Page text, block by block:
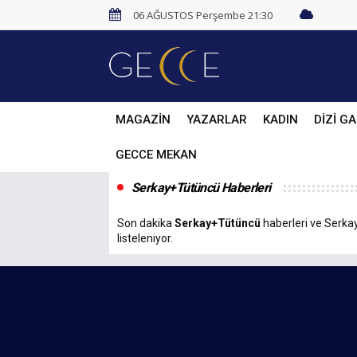
06 AĞUSTOS Perşembe 21:30
MAGAZİN YAZARLAR KADIN DİZİ
GECCE MEKAN
Serkay+Tütüncü Haberleri
Son dakika Serkay+Tütüncü haberleri ve
listeleniyor.